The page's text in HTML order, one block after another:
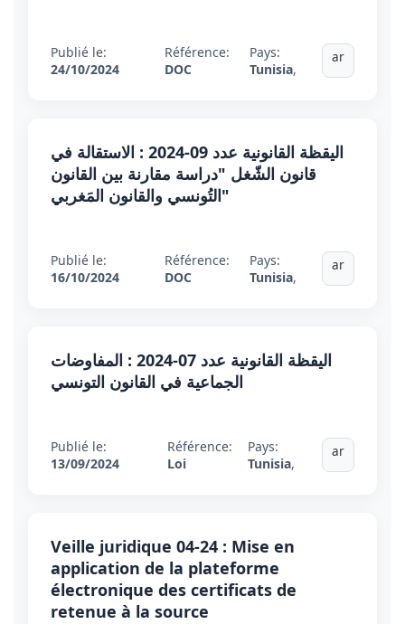
Publié le:
24/10/2024
Référence:
DOC
Pays:
Tunisia,
ar
اليقظة القانونية عدد 09-2024 : الاستقالة في
قانون الشّغل "دراسة مقارنة بين القانون
التُونسي والقانون المَغربي"
Publié le:
16/10/2024
Référence:
DOC
Pays:
Tunisia,
ar
اليقظة القانونية عدد 07-2024 : المفاوضات
الجماعية في القانون التونسي
Publié le:
13/09/2024
Référence:
Loi
Pays:
Tunisia,
ar
Veille juridique 04-24 : Mise en
application de la plateforme
électronique des certificats de
retenue à la source